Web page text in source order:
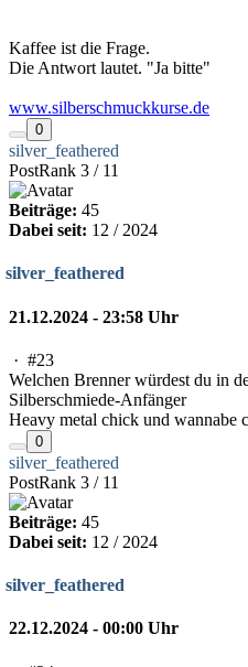
Kaffee ist die Frage.
Die Antwort lautet. "Ja bitte"
www.silberschmuckkurse.de
0
silver_feathered
PostRank 3 / 11
Beiträge: 45
Dabei seit: 12 / 2024
silver_feathered
21.12.2024 - 23:58 Uhr
· #23
Welchen Brenner würdest du in
Silberschmiede-Anfänger
Heavy metal chick und wannabe
0
silver_feathered
PostRank 3 / 11
Beiträge: 45
Dabei seit: 12 / 2024
silver_feathered
22.12.2024 - 00:00 Uhr